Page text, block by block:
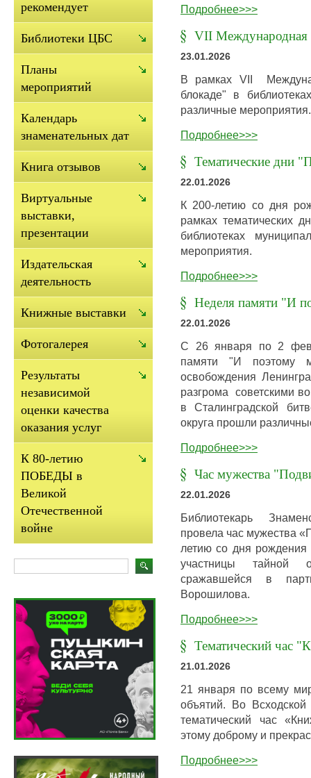
Подробнее>>>
VII Международная
23.01.2026
В рамках VII
блокаде" в
различные мероприятия.
Подробнее>>>
Тематические дни
22.01.2026
К 200-летию со дня
рамках тематических
библиотеках
мероприятия.
Подробнее>>>
Неделя памяти "И
22.01.2026
С 26 января по 2
памяти "И поэтому
освобождения
разгрома советскими
в Сталинградской
округа прошли
Подробнее>>>
Час мужества
22.01.2026
Библиотекарь
провела час мужества
летию со дня
участницы тайной
сражавшейся в
Ворошилова.
Подробнее>>>
Тематический час
21.01.2026
21 января по всему
объятий. Во Всходской
тематический час
этому доброму и
Подробнее>>>
рекомендует
Библиотеки ЦБС
Планы
мероприятий
Календарь
знаменательных дат
Книга отзывов
Виртуальные
выставки,
презентации
Издательская
деятельность
Книжные выставки
Фотогалерея
Результаты
независимой
оценки качества
оказания услуг
К 80-летию
ПОБЕДЫ в
Великой
Отечественной
войне